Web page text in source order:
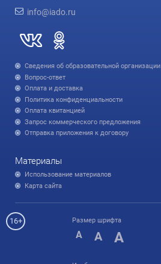
info@iado.ru
Сведения об образовательной организации
Вопрос-ответ
Оплата и доставка
Политика конфиденциальности
Оплата квитанцией
Запрос коммерческого предложения
Отправка приложения к договору
Материалы
Использование материалов
Карта сайта
16+ Размер шрифта
A A A